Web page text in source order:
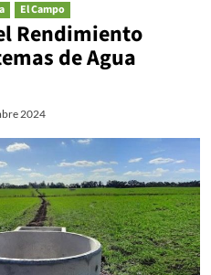
El Campo
Rendimiento
de Agua
2024